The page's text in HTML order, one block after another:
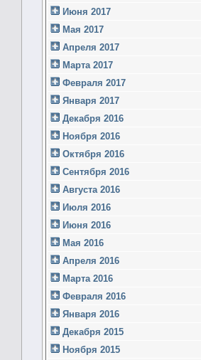
Июня 2017
Мая 2017
Апреля 2017
Марта 2017
Февраля 2017
Января 2017
Декабря 2016
Ноября 2016
Октября 2016
Сентября 2016
Августа 2016
Июля 2016
Июня 2016
Мая 2016
Апреля 2016
Марта 2016
Февраля 2016
Января 2016
Декабря 2015
Ноября 2015